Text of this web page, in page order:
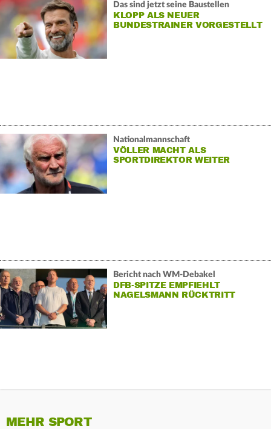
Das sind jetzt seine Baustellen
KLOPP ALS NEUER
BUNDESTRAINER VORGESTELLT
Nationalmannschaft
VÖLLER MACHT ALS
SPORTDIREKTOR WEITER
Bericht nach WM-Debakel
DFB-SPITZE EMPFIEHLT
NAGELSMANN RÜCKTRITT
MEHR SPORT